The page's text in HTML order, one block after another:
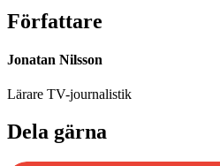
Författare
Jonatan Nilsson
Lärare TV-journalistik
Dela gärna